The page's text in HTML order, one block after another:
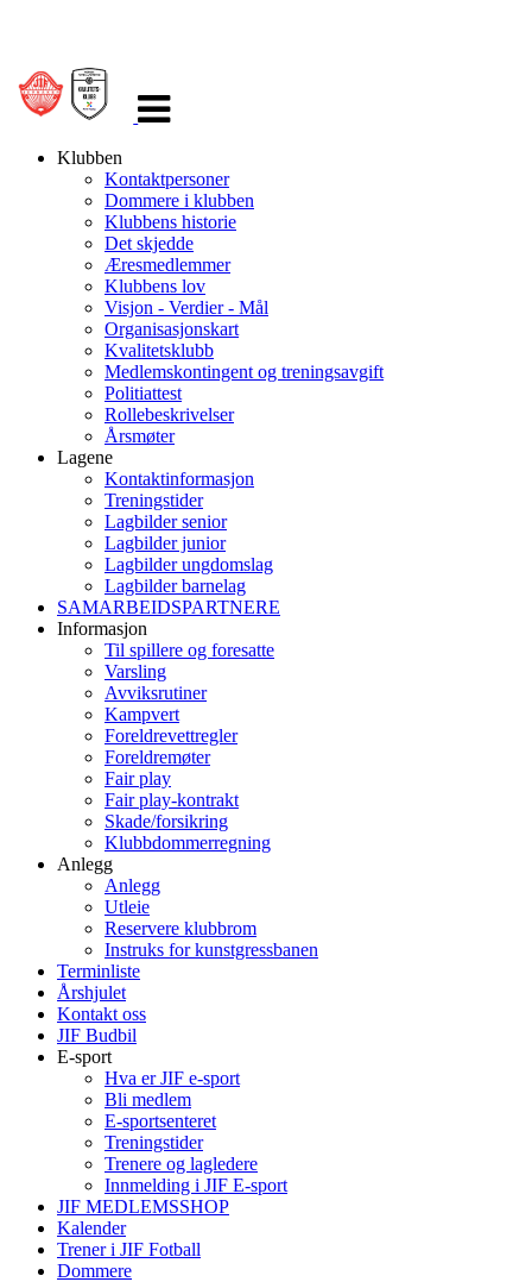
navigasjon
Klubben
Kontaktpersoner
Dommere i klubben
Klubbens historie
Det skjedde
Æresmedlemmer
Klubbens lov
Visjon - Verdier - Mål
Organisasjonskart
Kvalitetsklubb
Medlemskontingent og treningsavgift
Politiattest
Rollebeskrivelser
Årsmøter
Lagene
Kontaktinformasjon
Treningstider
Lagbilder senior
Lagbilder junior
Lagbilder ungdomslag
Lagbilder barnelag
SAMARBEIDSPARTNERE
Informasjon
Til spillere og foresatte
Varsling
Avviksrutiner
Kampvert
Foreldrevettregler
Foreldremøter
Fair play
Fair play-kontrakt
Skade/forsikring
Klubbdommerregning
Anlegg
Anlegg
Utleie
Reservere klubbrom
Instruks for kunstgressbanen
Terminliste
Årshjulet
Kontakt oss
JIF Budbil
E-sport
Hva er JIF e-sport
Bli medlem
E-sportsenteret
Treningstider
Trenere og lagledere
Innmelding i JIF E-sport
JIF MEDLEMSSHOP
Kalender
Trener i JIF Fotball
Dommere